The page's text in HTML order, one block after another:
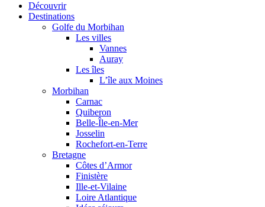
Découvrir
Destinations
Golfe du Morbihan
Les villes
Vannes
Auray
Les îles
L’île aux Moines
Morbihan
Carnac
Quiberon
Belle-Île-en-Mer
Josselin
Rochefort-en-Terre
Bretagne
Côtes d’Armor
Finistère
Ille-et-Vilaine
Loire Atlantique